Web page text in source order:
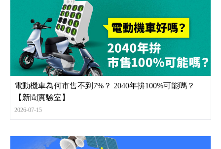
電動機車為何市售不到7%？ 2040年拚100%可能嗎？
【新聞實驗室】
2026-07-15